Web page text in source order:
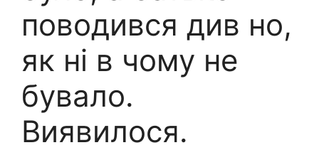
поводився див но,
як ні в чому не
бувало.
Виявилося.